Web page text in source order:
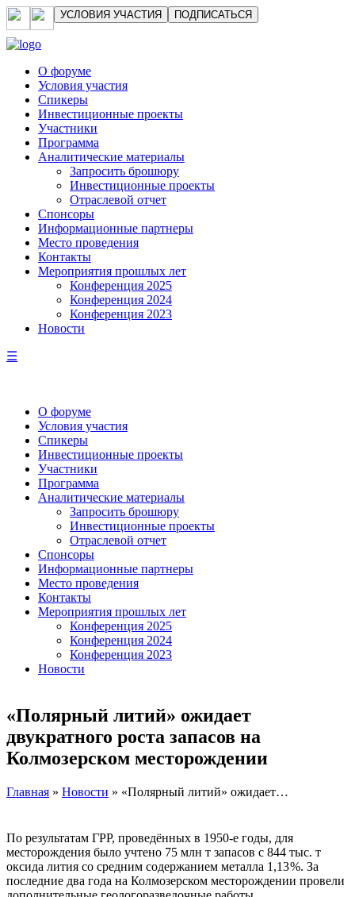
УСЛОВИЯ УЧАСТИЯ ПОДПИСАТЬСЯ
О форуме
Условия участия
Спикеры
Инвестиционные проекты
Участники
Программа
Аналитические материалы
Запросить брошюру
Инвестиционные проекты
Отраслевой отчет
Спонсоры
Информационные партнеры
Место проведения
Контакты
Мероприятия прошлых лет
Конференция 2025
Конференция 2024
Конференция 2023
Новости
☰
О форуме
Условия участия
Спикеры
Инвестиционные проекты
Участники
Программа
Аналитические материалы
Запросить брошюру
Инвестиционные проекты
Отраслевой отчет
Спонсоры
Информационные партнеры
Место проведения
Контакты
Мероприятия прошлых лет
Конференция 2025
Конференция 2024
Конференция 2023
Новости
«Полярный литий» ожидает
двукратного роста запасов на
Колмозерском месторождении
Главная » Новости » «Полярный литий» ожидает…
По результатам ГРР, проведённых в 1950‑е годы, для
месторождения было учтено 75 млн т запасов с 844 тыс. т
оксида лития со средним содержанием металла 1,13 %. За
последние два года на Колмозерском месторождении провели